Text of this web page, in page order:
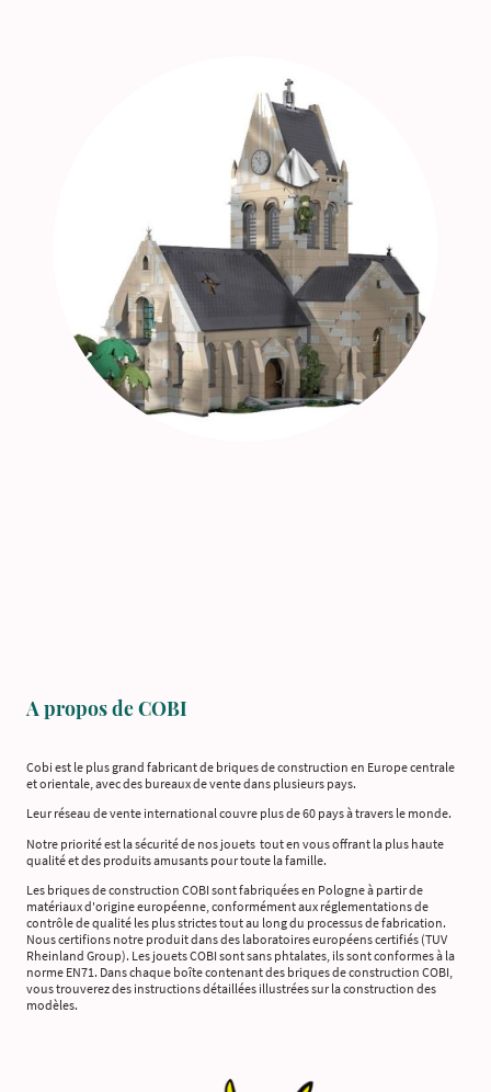
A propos de COBI
Cobi est le plus grand fabricant de briques de construction en Europe centrale
et orientale, avec des bureaux de vente dans plusieurs pays.
Leur réseau de vente international couvre plus de 60 pays à travers le monde.
Notre priorité est la sécurité de nos jouets tout en vous offrant la plus haute
qualité et des produits amusants pour toute la famille.
Les briques de construction COBI sont fabriquées en Pologne à partir de
matériaux d'origine européenne, conformément aux réglementations de
contrôle de qualité les plus strictes tout au long du processus de fabrication.
Nous certifions notre produit dans des laboratoires européens certifiés (TUV
Rheinland Group). Les jouets COBI sont sans phtalates, ils sont conformes à la
norme EN71. Dans chaque boîte contenant des briques de construction COBI,
vous trouverez des instructions détaillées illustrées sur la construction des
modèles.